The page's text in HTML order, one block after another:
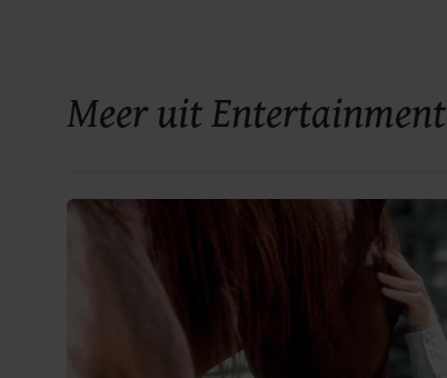
Meer uit Entertainment